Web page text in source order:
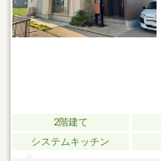
2階建て
システムキッチン